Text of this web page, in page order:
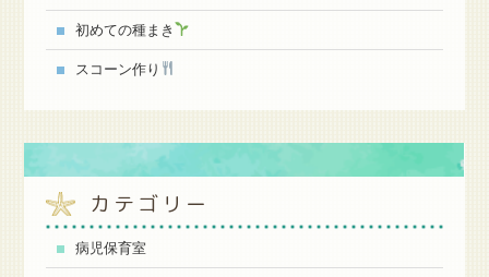
初めての種まき
スコーン作り
カテゴリー
病児保育室